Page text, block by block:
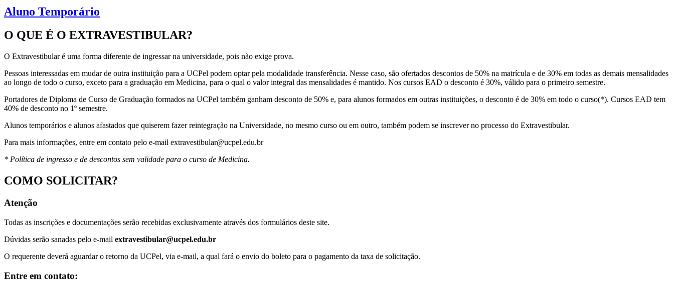
Aluno Temporário
O QUE É O EXTRAVESTIBULAR?
O Extravestibular é uma forma diferente de ingressar na universidade, pois não exige prova.
Pessoas interessadas em mudar de outra instituição para a UCPel podem optar pela modalidade transferência. Nesse caso, são ofertados descontos de 50% na matrícula e de 30% em todas as demais mensalidades
ao longo de todo o curso, exceto para a graduação em Medicina, para o qual o valor integral das mensalidades é mantido. Nos cursos EAD o desconto é 30%, válido para o primeiro semestre.
Portadores de Diploma de Curso de Graduação formados na UCPel também ganham desconto de 50% e, para alunos formados em outras instituições, o desconto é de 30% em todo o curso(*). Cursos EAD tem
40% de desconto no 1º semestre.
Alunos temporários e alunos afastados que quiserem fazer reintegração na Universidade, no mesmo curso ou em outro, também podem se inscrever no processo do Extravestibular.
Para mais informações, entre em contato pelo e-mail extravestibular@ucpel.edu.br
* Política de ingresso e de descontos sem validade para o curso de Medicina.
COMO SOLICITAR?
Atenção
Todas as inscrições e documentações serão recebidas exclusivamente através dos formulários deste site.
Dúvidas serão sanadas pelo e-mail extravestibular@ucpel.edu.br
O requerente deverá aguardar o retorno da UCPel, via e-mail, a qual fará o envio do boleto para o pagamento da taxa de solicitação.
Entre em contato: